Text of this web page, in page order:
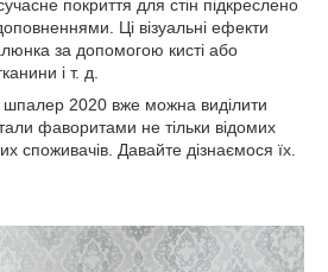
покриття для стін підкреслено
Ці візуальні ефекти
за допомогою кисті або
і т. д.
шпалер 2020 вже можна виділити
фаворитами не тільки відомих
споживачів. Давайте дізнаємося їх.